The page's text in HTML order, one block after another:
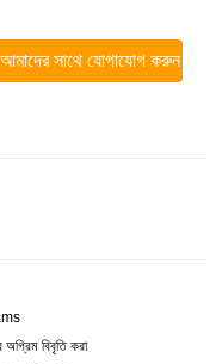
আমাদের সাথে যোগাযোগ করুন
অগ্রিম বিবৃতি করা